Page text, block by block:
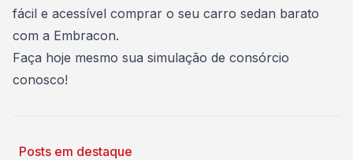
fácil e acessível comprar o seu carro sedan barato
com a Embracon.
Faça hoje mesmo sua simulação de consórcio
conosco!
Posts em destaque